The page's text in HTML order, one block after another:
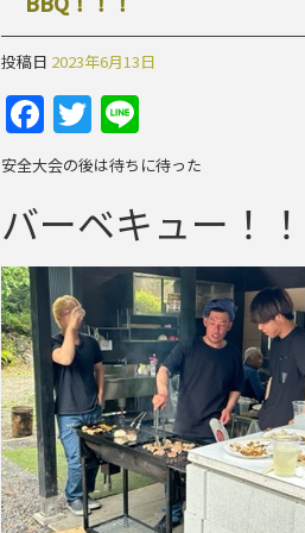
投稿日 2023年6月13日
Facebook
Twitter
安全大会の後は待ちに待った
バーベキュー！